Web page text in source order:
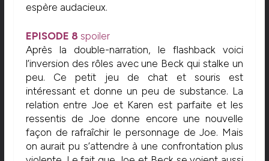
espère audacieux.
EPISODE 8 spoiler
Après la double-narration, le flashback voici
l’inversion des rôles avec une Beck qui stalke un
peu. Ce petit jeu de chat et souris est
intéressant et donne un peu de substance. La
relation entre Joe et Karen est parfaite et les
ressentis de Joe donne encore une nouvelle
façon de rafraîchir le personnage de Joe. Mais
on aurait pu s’attendre à une confrontation plus